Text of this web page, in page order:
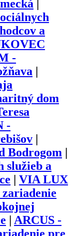
a
-
dom
-
Bodrogom
služieb a
VIA LUX
ARCUS -